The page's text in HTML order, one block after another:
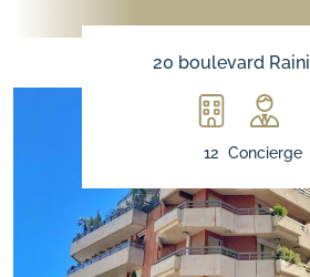
20 boulevard
12 Concierge